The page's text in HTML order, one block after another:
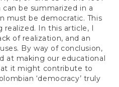
be summarized in a
must be democratic. This
In this article, I
of realization, and an
By way of conclusion,
at making our educational
it might contribute to
‘democracy’ truly